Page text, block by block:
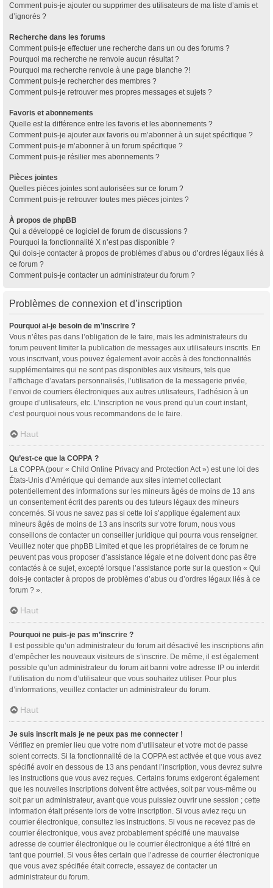
Comment puis-je ajouter ou supprimer des utilisateurs de ma liste d’amis et
d’ignorés ?
Recherche dans les forums
Comment puis-je effectuer une recherche dans un ou des forums ?
Pourquoi ma recherche ne renvoie aucun résultat ?
Pourquoi ma recherche renvoie à une page blanche ?!
Comment puis-je rechercher des membres ?
Comment puis-je retrouver mes propres messages et sujets ?
Favoris et abonnements
Quelle est la différence entre les favoris et les abonnements ?
Comment puis-je ajouter aux favoris ou m’abonner à un sujet spécifique ?
Comment puis-je m’abonner à un forum spécifique ?
Comment puis-je résilier mes abonnements ?
Pièces jointes
Quelles pièces jointes sont autorisées sur ce forum ?
Comment puis-je retrouver toutes mes pièces jointes ?
À propos de phpBB
Qui a développé ce logiciel de forum de discussions ?
Pourquoi la fonctionnalité X n’est pas disponible ?
Qui dois-je contacter à propos de problèmes d’abus ou d’ordres légaux liés à
ce forum ?
Comment puis-je contacter un administrateur du forum ?
Problèmes de connexion et d’inscription
Pourquoi ai-je besoin de m’inscrire ?
Vous n’êtes pas dans l’obligation de le faire, mais les administrateurs du
forum peuvent limiter la publication de messages aux utilisateurs inscrits. En
vous inscrivant, vous pouvez également avoir accès à des fonctionnalités
supplémentaires qui ne sont pas disponibles aux visiteurs, tels que
l’affichage d’avatars personnalisés, l’utilisation de la messagerie privée,
l’envoi de courriers électroniques aux autres utilisateurs, l’adhésion à un
groupe d’utilisateurs, etc. L’inscription ne vous prend qu’un court instant,
c’est pourquoi nous vous recommandons de le faire.
Haut
Qu’est-ce que la COPPA ?
La COPPA (pour « Child Online Privacy and Protection Act ») est une loi des
États-Unis d’Amérique qui demande aux sites internet collectant
potentiellement des informations sur les mineurs âgés de moins de 13 ans
un consentement écrit des parents ou des tuteurs légaux des mineurs
concernés. Si vous ne savez pas si cette loi s’applique également aux
mineurs âgés de moins de 13 ans inscrits sur votre forum, nous vous
conseillons de contacter un conseiller juridique qui pourra vous renseigner.
Veuillez noter que phpBB Limited et que les propriétaires de ce forum ne
peuvent pas vous proposer d’assistance légale et ne doivent donc pas être
contactés à ce sujet, excepté lorsque l’assistance porte sur la question « Qui
dois-je contacter à propos de problèmes d’abus ou d’ordres légaux liés à ce
forum ? ».
Haut
Pourquoi ne puis-je pas m’inscrire ?
Il est possible qu’un administrateur du forum ait désactivé les inscriptions afin
d’empêcher les nouveaux visiteurs de s’inscrire. De même, il est également
possible qu’un administrateur du forum ait banni votre adresse IP ou interdit
l’utilisation du nom d’utilisateur que vous souhaitez utiliser. Pour plus
d’informations, veuillez contacter un administrateur du forum.
Haut
Je suis inscrit mais je ne peux pas me connecter !
Vérifiez en premier lieu que votre nom d’utilisateur et votre mot de passe
soient corrects. Si la fonctionnalité de la COPPA est activée et que vous avez
spécifié avoir en dessous de 13 ans pendant l’inscription, vous devrez suivre
les instructions que vous avez reçues. Certains forums exigeront également
que les nouvelles inscriptions doivent être activées, soit par vous-même ou
soit par un administrateur, avant que vous puissiez ouvrir une session ; cette
information était présente lors de votre inscription. Si vous aviez reçu un
courrier électronique, consultez les instructions. Si vous ne recevez pas de
courrier électronique, vous avez probablement spécifié une mauvaise
adresse de courrier électronique ou le courrier électronique a été filtré en
tant que pourriel. Si vous êtes certain que l’adresse de courrier électronique
que vous avez spécifiée était correcte, essayez de contacter un
administrateur du forum.